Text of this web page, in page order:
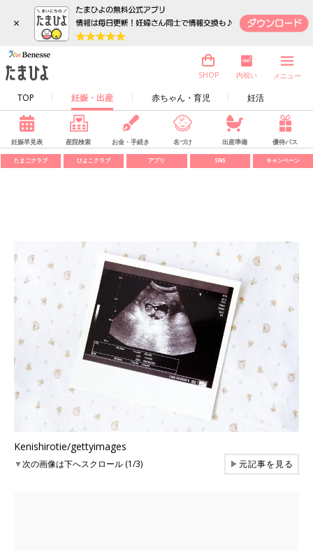
×
TOP 妊娠・出産 赤ちゃん・育児 妊活
SHOP 内祝い メニュー
妊娠早見表 産院検索 お金・手続き 名づけ 出産準備 優待パス
たまごクラブ ひよこクラブ アプリ SNS キャンペーン
Kenishirotie/gettyimages
▼次の画像は下へスクロール (1/3) ▶元記事を見る